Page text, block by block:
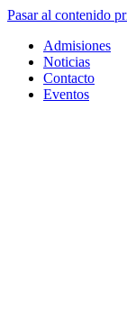
Pasar al contenido
Admisiones
Noticias
Contacto
Eventos